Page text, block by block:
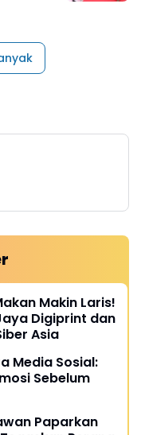
Makin Laris!
Digiprint dan
Asia
Media Sosial:
Sebelum
Paparkan